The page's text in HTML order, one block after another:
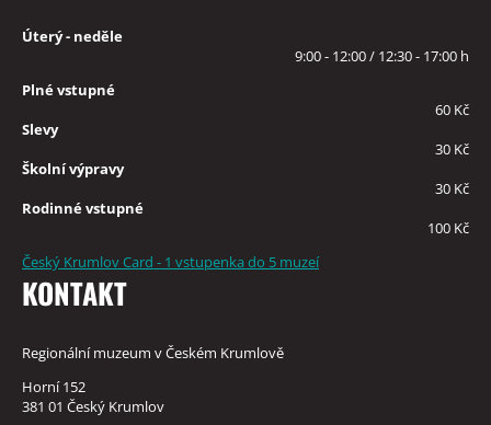
Úterý - neděle
9:00 - 12:00 / 12:30 - 17:00 h
Plné vstupné
60 Kč
Slevy
30 Kč
Školní výpravy
30 Kč
Rodinné vstupné
100 Kč
Český Krumlov Card - 1 vstupenka do 5 muzeí
KONTAKT
Regionální muzeum v Českém Krumlově
Horní 152
381 01 Český Krumlov